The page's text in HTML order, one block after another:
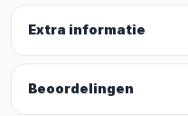
Extra informatie
Beoordelingen